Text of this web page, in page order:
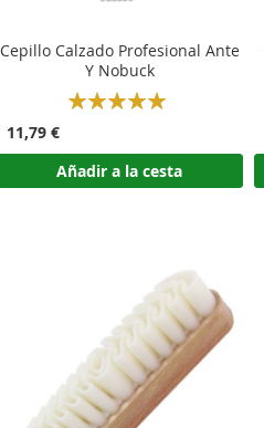
Cepillo Calzado Profesional Ante
Y Nobuck
Rating:
11,79 €
Añadir a la cesta